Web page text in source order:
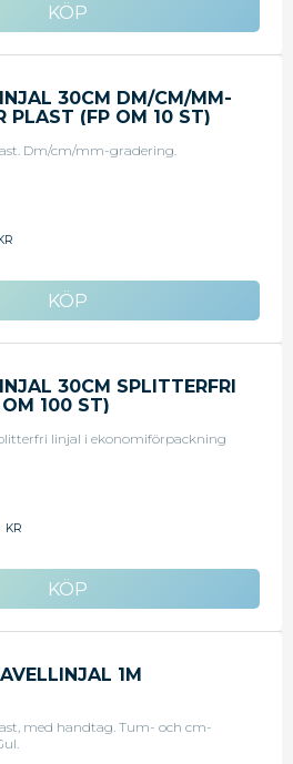
30CM DM/CM/MM-
PLAST (FP OM 10 ST)
Dm/cm/mm-gradering.
30CM SPLITTERFRI
100 ST)
linjal i ekonomiförpackning
KR
1M
med handtag. Tum- och cm-